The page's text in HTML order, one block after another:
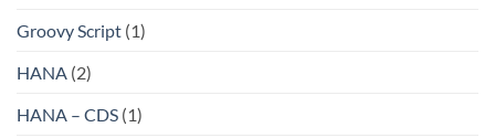
Groovy Script (1)
HANA (2)
HANA – CDS (1)